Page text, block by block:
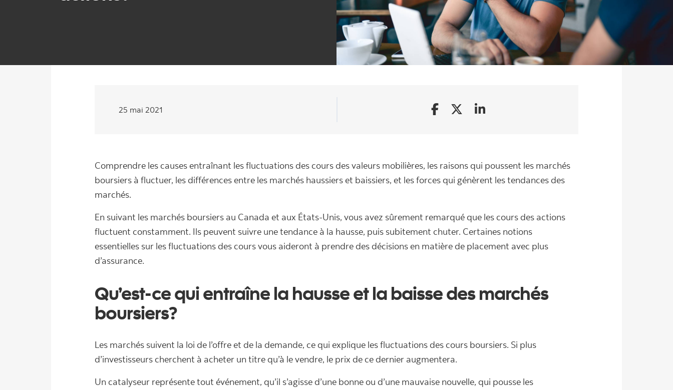
25 mai 2021
Comprendre les causes entraînant les fluctuations des cours des valeurs mobilières, les raisons qui poussent les marchés
boursiers à fluctuer, les différences entre les marchés haussiers et baissiers, et les forces qui génèrent les tendances des
marchés.
En suivant les marchés boursiers au Canada et aux États-Unis, vous avez sûrement remarqué que les cours des actions
fluctuent constamment. Ils peuvent suivre une tendance à la hausse, puis subitement chuter. Certaines notions
essentielles sur les fluctuations des cours vous aideront à prendre des décisions en matière de placement avec plus
d’assurance.
Qu’est-ce qui entraîne la hausse et la baisse des marchés
boursiers?
Les marchés suivent la loi de l’offre et de la demande, ce qui explique les fluctuations des cours boursiers. Si plus
d’investisseurs cherchent à acheter un titre qu’à le vendre, le prix de ce dernier augmentera.
Un catalyseur représente tout événement, qu’il s’agisse d’une bonne ou d’une mauvaise nouvelle, qui pousse les